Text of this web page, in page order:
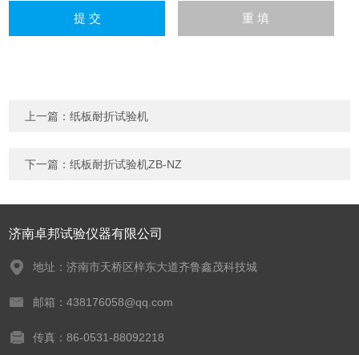
上一篇：纸板耐折试验机
下一篇：纸板耐折试验机ZB-NZ
济南卓邦试验仪器有限公司
地址：济南市天桥区梓东大道齐鲁鑫茂科技城
邮箱：438176058@qq.com
传真：86-0531-88092218